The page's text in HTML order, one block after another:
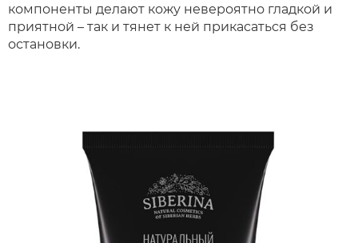
компоненты делают кожу невероятно гладкой и
приятной – так и тянет к ней прикасаться без
остановки.